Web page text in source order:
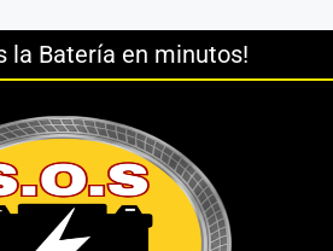
la Batería en minutos!